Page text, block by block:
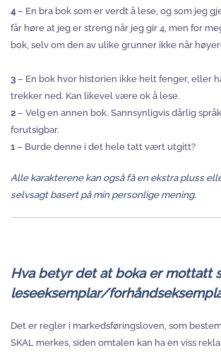
4– En bra bok som er verdt å lese, og som jeg
får høre at jeg er streng når jeg gir 4, men for
bok, selv om den av ulike grunner ikke når
3– En bok hvor historien ikke helt fenger, eller
trekker ned. Kan likevel være ok å lese.
2– Velg en annen bok. Sannsynligvis dårlig
forutsigbar.
1– Burde denne i det hele tatt vært utgitt?
Alle karakterene kan også få en ekstra pluss
selvsagt basert på min personlige mening.
Hva betyr det at boka er mottatt
leseeksemplar/
Det er regler i markedsføringsloven, som
SKAL merkes, siden omtalen kan ha en viss